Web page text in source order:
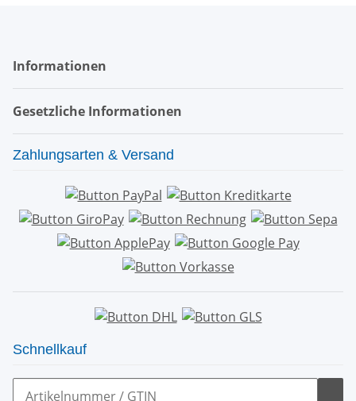
Informationen
Gesetzliche Informationen
Zahlungsarten & Versand
Schnellkauf